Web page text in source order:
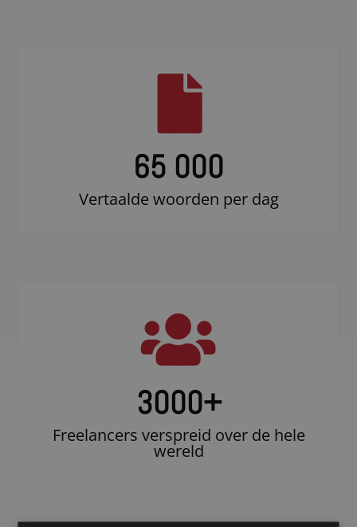
65 000
Vertaalde woorden per dag
3000+
Freelancers verspreid over de hele
wereld